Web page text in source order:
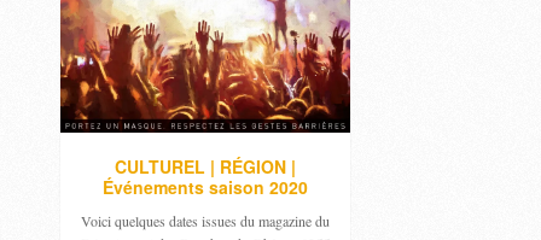
CULTUREL | RÉGION |
Événements saison 2020
Voici quelques dates issues du magazine du